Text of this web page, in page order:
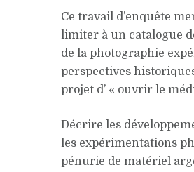
Ce travail d’enquête
limiter à un catalogue
de la photographie
perspectives
projet d’ « ouvrir le
Décrire les
les expérimentations
pénurie de matériel